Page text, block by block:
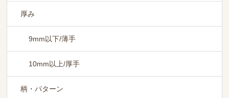
厚み
9mm以下/薄手
10mm以上/厚手
柄・パターン